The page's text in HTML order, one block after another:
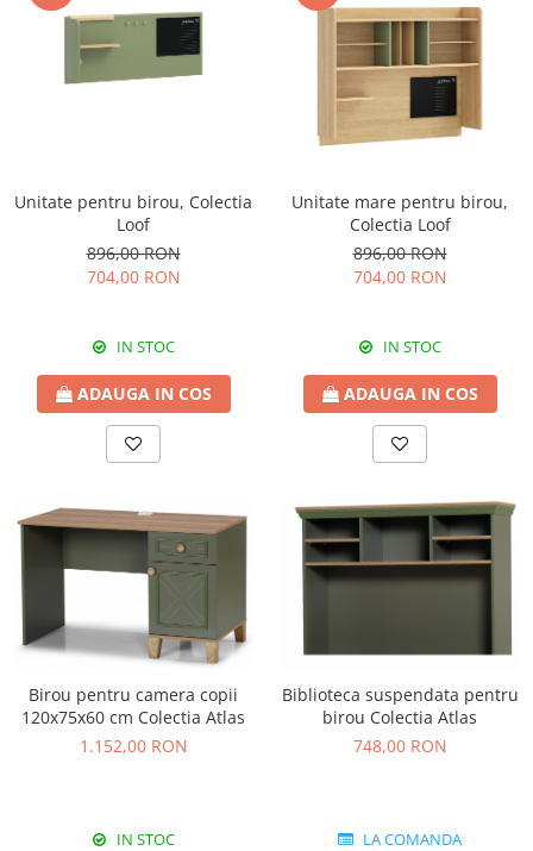
Unitate pentru birou, Colectia
Loof
896,00 RON
704,00 RON
IN STOC
ADAUGA IN COS
Unitate mare pentru birou,
Colectia Loof
896,00 RON
704,00 RON
IN STOC
ADAUGA IN COS
Birou pentru camera copii
120x75x60 cm Colectia Atlas
1.152,00 RON
IN STOC
Biblioteca suspendata pentru
birou Colectia Atlas
748,00 RON
LA COMANDA